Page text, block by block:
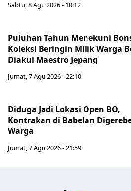
Sabtu, 8 Agu 2026 - 10:12
Puluhan Tahun Menekuni
Koleksi Beringin Milik Warga
Diakui Maestro Jepang
Jumat, 7 Agu 2026 - 22:10
Diduga Jadi Lokasi Open BO,
Kontrakan di Babelan
Warga
Jumat, 7 Agu 2026 - 21:59